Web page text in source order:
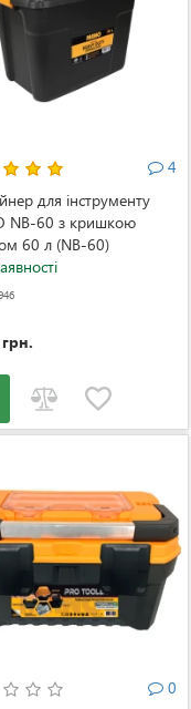
4
для інструменту
NB-60 з кришкою
60 л (NB-60)
грн.
0